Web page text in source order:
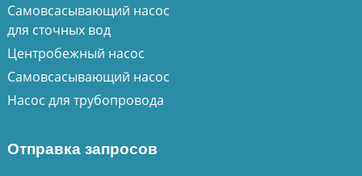
Самовсасывающий насос
для сточных вод
Центробежный насос
Самовсасывающий насос
Насос для трубопровода
Отправка запросов